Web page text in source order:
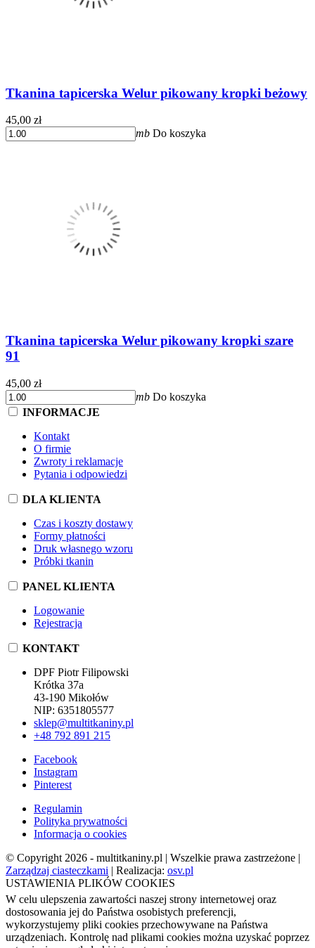
Tkanina tapicerska Welur pikowany kropki beżowy
45,00 zł
mb Do koszyka
Tkanina tapicerska Welur pikowany kropki szare
91
45,00 zł
mb Do koszyka
INFORMACJE
Kontakt
O firmie
Zwroty i reklamacje
Pytania i odpowiedzi
DLA KLIENTA
Czas i koszty dostawy
Formy płatności
Druk własnego wzoru
Próbki tkanin
PANEL KLIENTA
Logowanie
Rejestracja
KONTAKT
DPF Piotr Filipowski
Krótka 37a
43-190 Mikołów
NIP: 6351805577
sklep@multitkaniny.pl
+48 792 891 215
Facebook
Instagram
Pinterest
Regulamin
Polityka prywatności
Informacja o cookies
© Copyright 2026 - multitkaniny.pl | Wszelkie prawa zastrzeżone |
Zarządzaj ciasteczkami | Realizacja: osv.pl
USTAWIENIA PLIKÓW COOKIES
W celu ulepszenia zawartości naszej strony internetowej oraz
dostosowania jej do Państwa osobistych preferencji,
wykorzystujemy pliki cookies przechowywane na Państwa
urządzeniach. Kontrolę nad plikami cookies można uzyskać poprzez